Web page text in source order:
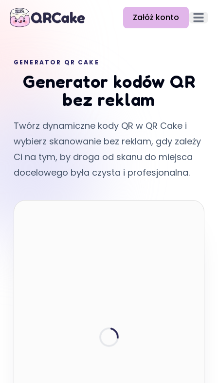
Załóż konto
Cennik
Blog
Pomoc
API
GENERATOR QR CAKE
Generator kodów QR
bez reklam
Twórz dynamiczne kody QR w QR Cake i
wybierz skanowanie bez reklam, gdy zależy
Ci na tym, by droga od skanu do miejsca
docelowego była czysta i profesjonalna.